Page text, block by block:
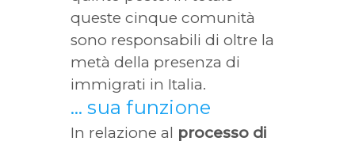
queste cinque comunità
sono responsabili di oltre la
metà della presenza di
immigrati in Italia.
… sua funzione
In relazione al processo di